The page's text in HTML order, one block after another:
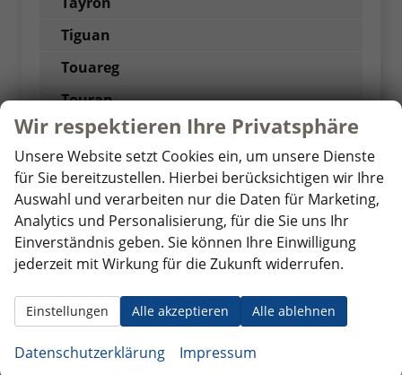
Tiguan
Touareg
Touran
Transporter Kombi
Transporter Pritsche
Volvo
Weitere
Wir respektieren Ihre Privatsphäre
Unsere Website setzt Cookies ein, um unsere Dienste
für Sie bereitzustellen. Hierbei berücksichtigen wir Ihre
Auswahl und verarbeiten nur die Daten für Marketing,
Analytics und Personalisierung, für die Sie uns Ihr
Einverständnis geben. Sie können Ihre Einwilligung
jederzeit mit Wirkung für die Zukunft widerrufen.
Alle akzeptieren Alle ablehnen
Einstellungen
Datenschutzerklärung Impressum